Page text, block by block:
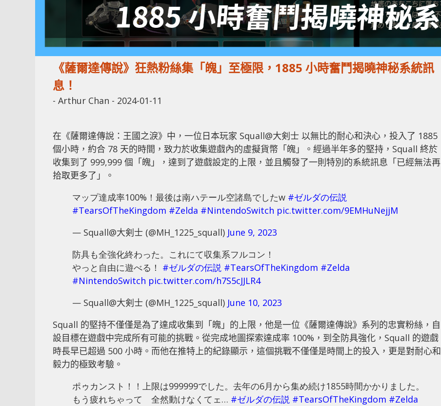
《薩爾達傳說》狂熱粉絲集「魄」至極限，1885 小時奮鬥揭曉神秘系統訊
息！
- Arthur Chan - 2024-01-11
在《薩爾達傳說：王國之淚》中，一位日本玩家 Squall@大剣士 以無比的耐心和決心，投入了 1885
個小時，約合 78 天的時間，致力於收集遊戲內的虛擬貨幣「魄」。經過半年多的堅持，Squall 終於
收集到了 999,999 個「魄」，達到了遊戲設定的上限，並且觸發了一則特別的系統訊息「已經無法再
拾取更多了」。
マップ達成率100%！最後は南ハテール空諸島でしたw #ゼルダの伝説
#TearsOfTheKingdom #Zelda #NintendoSwitch pic.twitter.com/9EMHuNejjM
— Squall@大剣士 (@MH_1225_squall) June 9, 2023
防具も全強化終わった。これにて収集系フルコン！
やっと自由に遊べる！ #ゼルダの伝説 #TearsOfTheKingdom #Zelda
#NintendoSwitch pic.twitter.com/h7S5cJJLR4
— Squall@大剣士 (@MH_1225_squall) June 10, 2023
Squall 的堅持不僅僅是為了達成收集到「魄」的上限，他是一位《薩爾達傳說》系列的忠實粉絲，自
設目標在遊戲中完成所有可能的挑戰。從完成地圖探索達成率 100%，到全防具強化，Squall 的遊戲
時長早已超過 500 小時。而他在推特上的紀錄顯示，這個挑戰不僅僅是時間上的投入，更是對耐心和
毅力的極致考驗。
ポゥカンスト！！上限は999999でした。去年の6月から集め続け1855時間かかりました。
もう疲れちゃって 全然動けなくてェ… #ゼルダの伝説 #TearsOfTheKingdom #Zelda